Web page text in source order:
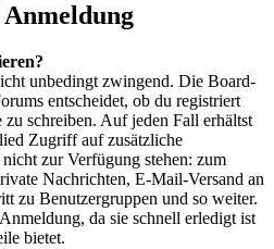
unbedingt zwingend. Die Board-
entscheidet, ob du registriert
zu schreiben. Auf jeden Fall erhältst
Zugriff auf zusätzliche
zur Verfügung stehen: zum
Nachrichten, E-Mail-Versand an
zu Benutzergruppen und so weiter.
da sie schnell erledigt ist
bietet.